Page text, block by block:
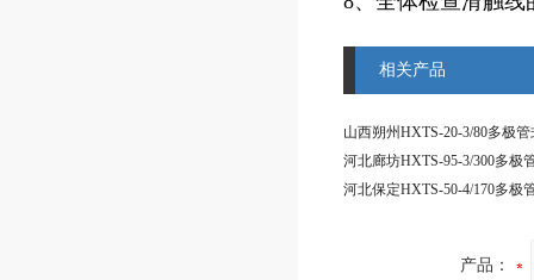
相关产品
产品：